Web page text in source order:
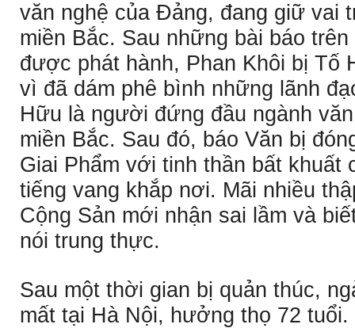
văn nghệ của Ðảng, đang giữ vai
miền Bắc. Sau những bài báo
được phát hành, Phan Khôi bị Tố
vì đã dám phê bình những lãnh
Hữu là người đứng đầu ngành
miền Bắc. Sau đó, báo Văn bị
Giai Phẩm với tinh thần bất khuất
tiếng vang khắp nơi. Mãi nhiều
Cộng Sản mới nhận sai lầm và
nói trung thực.
Sau một thời gian bị quản thúc,
mất tại Hà Nội, hưởng thọ 72 tuổi.